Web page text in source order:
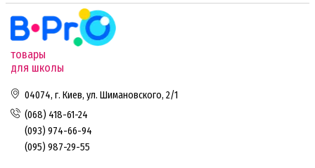
товары
для школы
04074, г. Киев, ул. Шимановского, 2/1
(068) 418-61-24
(093) 974-66-94
(095) 987-29-55